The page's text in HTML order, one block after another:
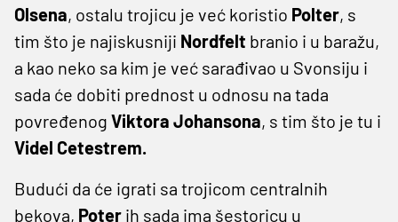
Olsena, ostalu trojicu je već koristio Polter, s
tim što je najiskusniji Nordfelt branio i u baražu,
a kao neko sa kim je već sarađivao u Svonsiju i
sada će dobiti prednost u odnosu na tada
povređenog Viktora Johansona, s tim što je tu i
Videl Cetestrem.
Budući da će igrati sa trojicom centralnih
bekova, Poter ih sada ima šestoricu u